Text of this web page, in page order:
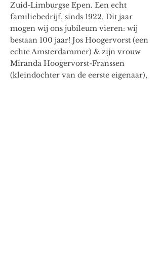
Zuid-Limburgse Epen. Een echt
familiebedrijf, sinds 1922. Dit jaar
mogen wij ons jubileum vieren: wij
bestaan 100 jaar! Jos Hoogervorst (een
echte Amsterdammer) & zijn vrouw
Miranda Hoogervorst-Franssen
(kleindochter van de eerste eigenaar),